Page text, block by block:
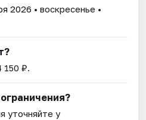
2026 • воскресенье •
150 ₽.
уточняйте у